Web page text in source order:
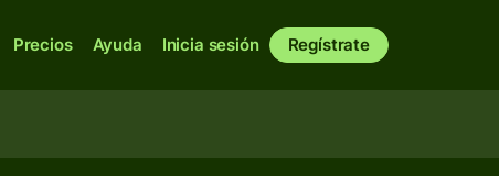
Precios Ayuda Inicia sesión Regístrate